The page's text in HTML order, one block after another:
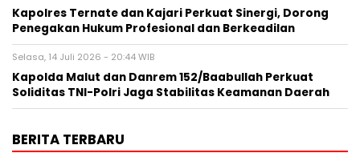
Kapolres Ternate dan Kajari Perkuat Sinergi, Dorong
Penegakan Hukum Profesional dan Berkeadilan
Selasa, 14 Juli 2026 - 20:44 WIB
Kapolda Malut dan Danrem 152/Baabullah Perkuat
Soliditas TNI-Polri Jaga Stabilitas Keamanan Daerah
BERITA TERBARU